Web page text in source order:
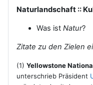
Naturlandschaft ::
Was ist Natur?
Zitate zu den Zielen
(1) Yellowstone
unterschrieb Präsident